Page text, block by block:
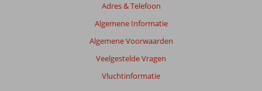
Adres & Telefoon
Algemene Informatie
Algemene Voorwaarden
Veelgestelde Vragen
Vluchtinformatie